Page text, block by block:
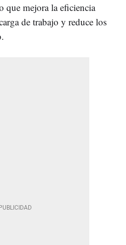
que mejora la eficiencia
de trabajo y reduce los